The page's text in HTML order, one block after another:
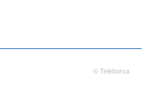
© Teleborsa